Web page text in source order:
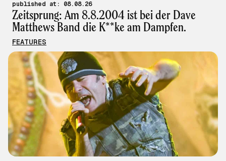
published at: 08.08.26
Zeitsprung: Am 8.8.2004 ist bei der Dave
Matthews Band die K**ke am Dampfen.
FEATURES